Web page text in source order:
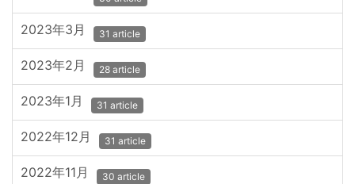
2023年3月 31 article
2023年2月 28 article
2023年1月 31 article
2022年12月 31 article
2022年11月 30 article